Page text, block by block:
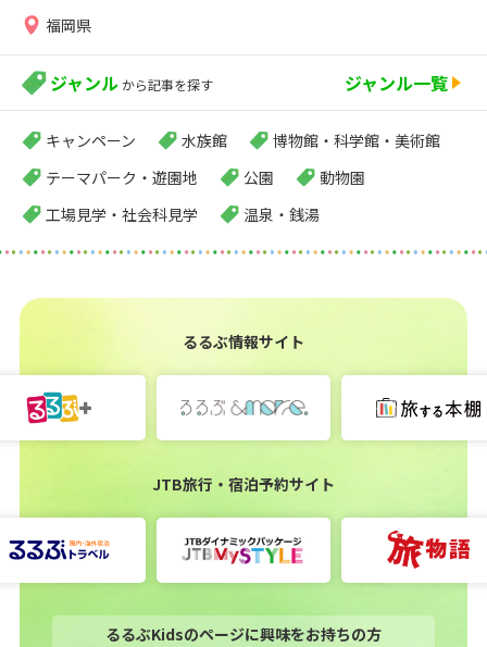
福岡県
ジャンル から記事を探す ジャンル一覧
キャンペーン 水族館
博物館・科学館・美術館
テーマパーク・遊園地
公園
動物園
工場見学・社会科見学
温泉・銭湯
るるぶ情報サイト
JTB旅行・宿泊予約サイト
るるぶKidsのページに興味をお持ちの方